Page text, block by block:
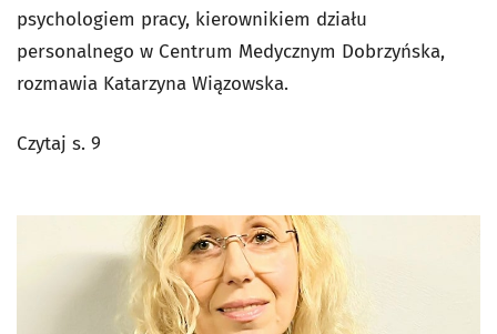
psychologiem pracy, kierownikiem działu
personalnego w Centrum Medycznym Dobrzyńska,
rozmawia Katarzyna Wiązowska.
Czytaj s. 9